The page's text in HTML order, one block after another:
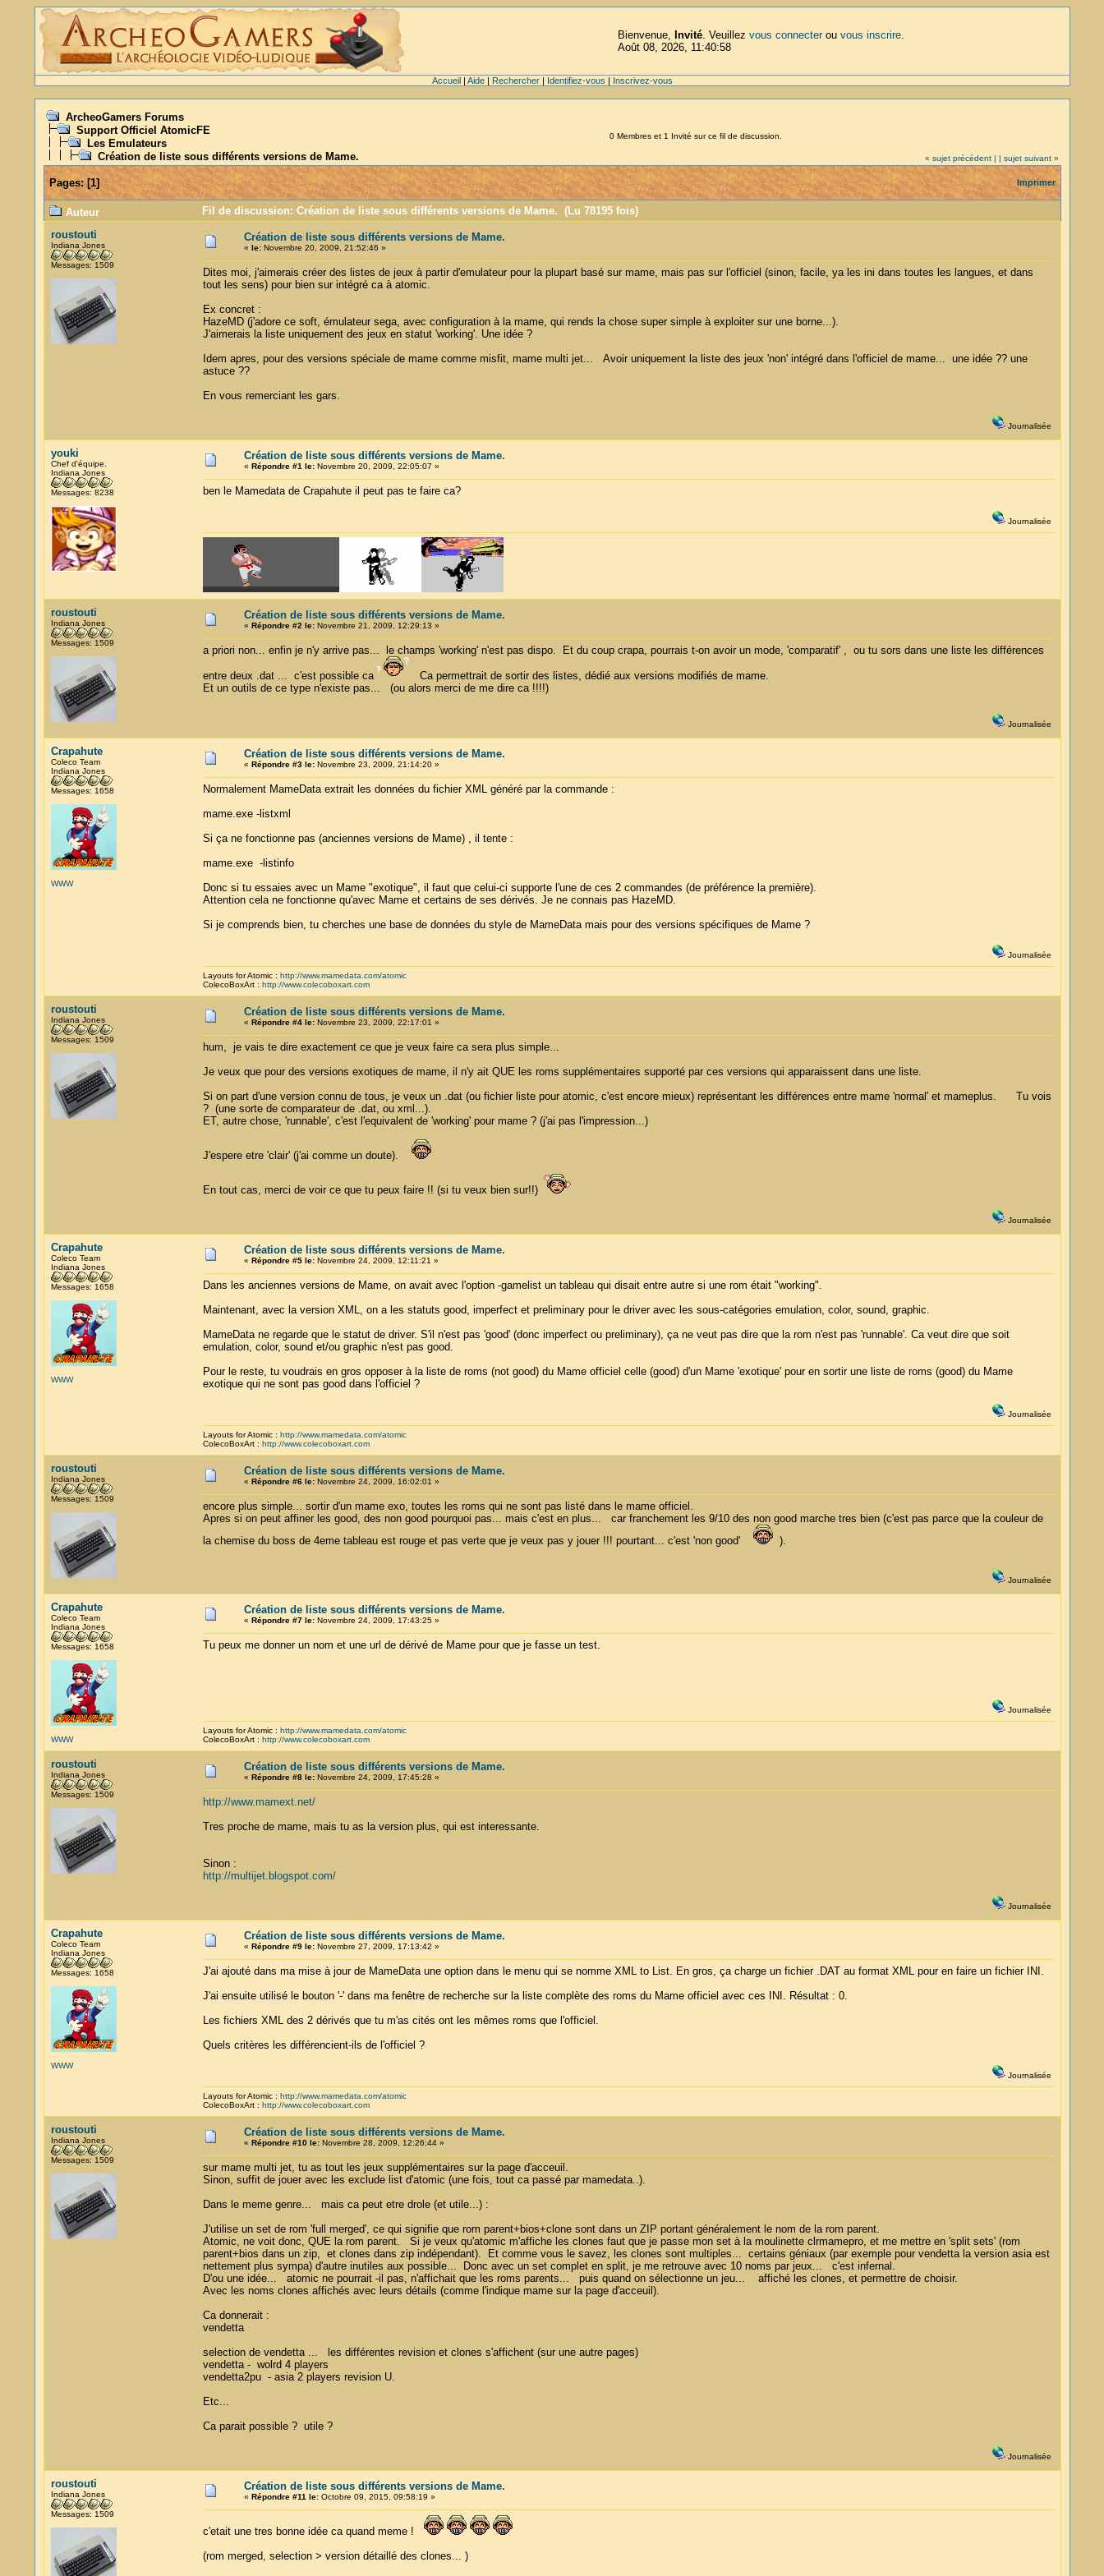
Bienvenue, Invité. Veuillez vous connecterou vous inscrire.
Août 08, 2026, 11:40:58
Accueil| Aide| Rechercher| Identifiez-vous | Inscrivez-vous
ArcheoGamers Forums
Support Officiel AtomicFE
Les Emulateurs
Création de liste sous différents versions de Mame.
0 Membres et 1 Invité sur ce fil de discussion.
« sujet précédent | | sujet suivant »
Pages:[1] Imprimer
Auteur
Fil de discussion: Création de liste sous différents versions de Mame. (Lu 78195 fois)
roustouti
Indiana Jones
Messages: 1509
Création de liste sous différents versions de Mame.
« le:Novembre 20, 2009, 21:52:46 »
Dites moi, j'aimerais créer des listes de jeux à partir d'emulateur pour la plupart basé sur mame, mais pas sur l'officiel (sinon, facile, ya les ini dans toutes les langues, et dans
tout les sens) pour bien sur intégré ca à atomic.
Ex concret :
HazeMD (j'adore ce soft, émulateur sega, avec configuration à la mame, qui rends la chose super simple à exploiter sur une borne...).
J'aimerais la liste uniquement des jeux en statut 'working'. Une idée ?
Idem apres, pour des versions spéciale de mame comme misfit, mame multi jet... Avoir uniquement la liste des jeux 'non' intégré dans l'officiel de mame... une idée ?? une
astuce ??
En vous remerciant les gars.
Journalisée
youki
Chef d'équipe.
Indiana Jones
Messages: 8238
Création de liste sous différents versions de Mame.
« Répondre #1 le:Novembre 20, 2009, 22:05:07 »
ben le Mamedata de Crapahute il peut pas te faire ca?
Journalisée
roustouti
Indiana Jones
Messages: 1509
Création de liste sous différents versions de Mame.
« Répondre #2 le:Novembre 21, 2009, 12:29:13 »
a priori non... enfin je n'y arrive pas... le champs 'working' n'est pas dispo. Et du coup crapa, pourrais t-on avoir un mode, 'comparatif' , ou tu sors dans une liste les différences
entre deux .dat ... c'est possible ca
Ca permettrait de sortir des listes, dédié aux versions modifiés de mame.
Et un outils de ce type n'existe pas... (ou alors merci de me dire ca !!!!)
Journalisée
Crapahute
Coleco Team
Indiana Jones
Messages: 1658
WWW
Création de liste sous différents versions de Mame.
« Répondre #3 le:Novembre 23, 2009, 21:14:20 »
Normalement MameData extrait les données du fichier XML généré par la commande :
mame.exe -listxml
Si ça ne fonctionne pas (anciennes versions de Mame) , il tente :
mame.exe -listinfo
Donc si tu essaies avec un Mame "exotique", il faut que celui-ci supporte l'une de ces 2 commandes (de préférence la première).
Attention cela ne fonctionne qu'avec Mame et certains de ses dérivés. Je ne connais pas HazeMD.
Si je comprends bien, tu cherches une base de données du style de MameData mais pour des versions spécifiques de Mame ?
Journalisée
Layouts for Atomic : http://www.mamedata.com/atomic
ColecoBoxArt : http://www.colecoboxart.com
roustouti
Indiana Jones
Messages: 1509
Création de liste sous différents versions de Mame.
« Répondre #4 le:Novembre 23, 2009, 22:17:01 »
hum, je vais te dire exactement ce que je veux faire ca sera plus simple...
Je veux que pour des versions exotiques de mame, il n'y ait QUE les roms supplémentaires supporté par ces versions qui apparaissent dans une liste.
Si on part d'une version connu de tous, je veux un .dat (ou fichier liste pour atomic, c'est encore mieux) représentant les différences entre mame 'normal' et mameplus. Tu vois
? (une sorte de comparateur de .dat, ou xml...).
ET, autre chose, 'runnable', c'est l'equivalent de 'working' pour mame ? (j'ai pas l'impression...)
J'espere etre 'clair' (j'ai comme un doute).
En tout cas, merci de voir ce que tu peux faire !! (si tu veux bien sur!!)
Journalisée
Crapahute
Coleco Team
Indiana Jones
Messages: 1658
WWW
Création de liste sous différents versions de Mame.
« Répondre #5 le:Novembre 24, 2009, 12:11:21 »
Dans les anciennes versions de Mame, on avait avec l'option -gamelist un tableau qui disait entre autre si une rom était "working".
Maintenant, avec la version XML, on a les statuts good, imperfect et preliminary pour le driver avec les sous-catégories emulation, color, sound, graphic.
MameData ne regarde que le statut de driver. S'il n'est pas 'good' (donc imperfect ou preliminary), ça ne veut pas dire que la rom n'est pas 'runnable'. Ca veut dire que soit
emulation, color, sound et/ou graphic n'est pas good.
Pour le reste, tu voudrais en gros opposer à la liste de roms (not good) du Mame officiel celle (good) d'un Mame 'exotique' pour en sortir une liste de roms (good) du Mame
exotique qui ne sont pas good dans l'officiel ?
Journalisée
Layouts for Atomic : http://www.mamedata.com/atomic
ColecoBoxArt : http://www.colecoboxart.com
roustouti
Indiana Jones
Messages: 1509
Création de liste sous différents versions de Mame.
« Répondre #6 le:Novembre 24, 2009, 16:02:01 »
encore plus simple... sortir d'un mame exo, toutes les roms qui ne sont pas listé dans le mame officiel.
Apres si on peut affiner les good, des non good pourquoi pas... mais c'est en plus... car franchement les 9/10 des non good marche tres bien (c'est pas parce que la couleur de
la chemise du boss de 4eme tableau est rouge et pas verte que je veux pas y jouer !!! pourtant... c'est 'non good'
).
Journalisée
Crapahute
Coleco Team
Indiana Jones
Messages: 1658
WWW
Création de liste sous différents versions de Mame.
« Répondre #7 le:Novembre 24, 2009, 17:43:25 »
Tu peux me donner un nom et une url de dérivé de Mame pour que je fasse un test.
Journalisée
Layouts for Atomic : http://www.mamedata.com/atomic
ColecoBoxArt : http://www.colecoboxart.com
roustouti
Indiana Jones
Messages: 1509
Création de liste sous différents versions de Mame.
« Répondre #8 le:Novembre 24, 2009, 17:45:28 »
http://www.mamext.net/
Tres proche de mame, mais tu as la version plus, qui est interessante.
Sinon :
http://multijet.blogspot.com/
Journalisée
Crapahute
Coleco Team
Indiana Jones
Messages: 1658
WWW
Création de liste sous différents versions de Mame.
« Répondre #9 le:Novembre 27, 2009, 17:13:42 »
J'ai ajouté dans ma mise à jour de MameData une option dans le menu qui se nomme XML to List. En gros, ça charge un fichier .DAT au format XML pour en faire un fichier INI.
J'ai ensuite utilisé le bouton '-' dans ma fenêtre de recherche sur la liste complète des roms du Mame officiel avec ces INI. Résultat : 0.
Les fichiers XML des 2 dérivés que tu m'as cités ont les mêmes roms que l'officiel.
Quels critères les différencient-ils de l'officiel ?
Journalisée
Layouts for Atomic : http://www.mamedata.com/atomic
ColecoBoxArt : http://www.colecoboxart.com
roustouti
Indiana Jones
Messages: 1509
Création de liste sous différents versions de Mame.
« Répondre #10 le:Novembre 28, 2009, 12:26:44 »
sur mame multi jet, tu as tout les jeux supplémentaires sur la page d'acceuil.
Sinon, suffit de jouer avec les exclude list d'atomic (une fois, tout ca passé par mamedata..).
Dans le meme genre... mais ca peut etre drole (et utile...) :
J'utilise un set de rom 'full merged', ce qui signifie que rom parent+bios+clone sont dans un ZIP portant généralement le nom de la rom parent.
Atomic, ne voit donc, QUE la rom parent. Si je veux qu'atomic m'affiche les clones faut que je passe mon set à la moulinette clrmamepro, et me mettre en 'split sets' (rom
parent+bios dans un zip, et clones dans zip indépendant). Et comme vous le savez, les clones sont multiples... certains géniaux (par exemple pour vendetta la version asia est
nettement plus sympa) d'autre inutiles aux possible... Donc avec un set complet en split, je me retrouve avec 10 noms par jeux... c'est infernal.
D'ou une idée... atomic ne pourrait -il pas, n'affichait que les roms parents... puis quand on sélectionne un jeu... affiché les clones, et permettre de choisir.
Avec les noms clones affichés avec leurs détails (comme l'indique mame sur la page d'acceuil).
Ca donnerait :
vendetta
selection de vendetta ... les différentes revision et clones s'affichent (sur une autre pages)
vendetta - wolrd 4 players
vendetta2pu - asia 2 players revision U.
Etc...
Ca parait possible ? utile ?
Journalisée
roustouti
Indiana Jones
Messages: 1509
Création de liste sous différents versions de Mame.
« Répondre #11 le:Octobre 09, 2015, 09:58:19 »
c'etait une tres bonne idée ca quand meme !
(rom merged, selection > version détaillé des clones... )